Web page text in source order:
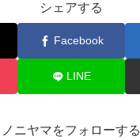
シェアする
Facebook
LINE
ノニヤマをフォローする